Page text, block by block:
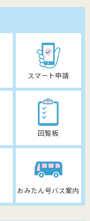
スマート申請
回覧板
おみたん号バス案内